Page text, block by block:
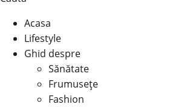
Acasa
Lifestyle
Ghid despre
Sănătate
Frumusețe
Fashion